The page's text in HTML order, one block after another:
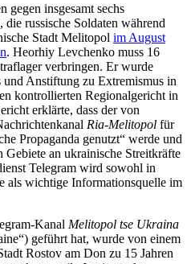
gegen insgesamt sechs
russische Soldaten während
Stadt Melitopol im August
. Heorhiy Levchenko muss 16
verbringen. Er wurde
Anstiftung zu Extremismus in
kontrollierten Regionalgericht in
erklärte, dass der von
Ria-Melitopol für
Propaganda genutzt“ werde und
Gebiete an ukrainische Streitkräfte
Telegram wird sowohl in
als wichtige Informationsquelle im
Kanal Melitopol tse Ukraina
geführt hat, wurde von einem
Rostov am Don zu 15 Jahren